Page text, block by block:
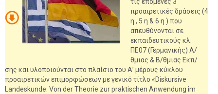
προαιρετικές δράσεις (4
η , 5 η & 6 η ) που
απευθύνονται σε
εκπαιδευτικούς κλ.
ΠΕ07 (Γερμανικής) Α/
θμιας & Β/θμιας Εκπ/
σης και υλοποιούνται στο πλαίσιο του Α’ μέρους κύκλου
προαιρετικών επιμορφώσεων με γενικό τίτλο «Diskursive
Landeskunde. Von der Theorie zur praktischen Anwendung im